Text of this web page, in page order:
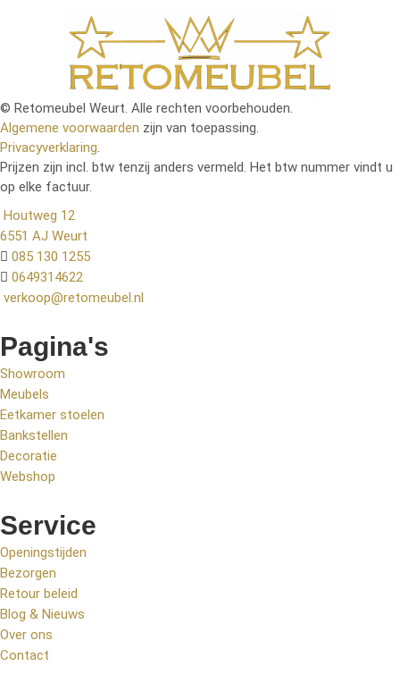
© Retomeubel Weurt. Alle rechten voorbehouden.
Algemene voorwaarden zijn van toepassing.
Privacyverklaring.
Prijzen zijn incl. btw tenzij anders vermeld. Het btw nummer vindt u
op elke factuur.
Houtweg 12
6551 AJ Weurt
085 130 1255
0649314622
verkoop@retomeubel.nl
Pagina's
Showroom
Meubels
Eetkamer stoelen
Bankstellen
Decoratie
Webshop
Service
Openingstijden
Bezorgen
Retour beleid
Blog & Nieuws
Over ons
Contact